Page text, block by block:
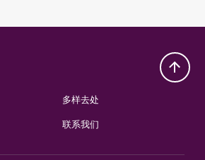
多样去处
联系我们